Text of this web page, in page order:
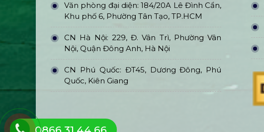
Văn phòng đại diện: 184/20A Lê Đình Cẩn,
Khu phố 6, Phường Tân Tạo, TP.HCM
CN Hà Nội: 229, Đ. Vân Trì, Phường Vân
Nội, Quận Đông Anh, Hà Nội
CN Phú Quốc: ĐT45, Dương Đông, Phú
Quốc, Kiên Giang